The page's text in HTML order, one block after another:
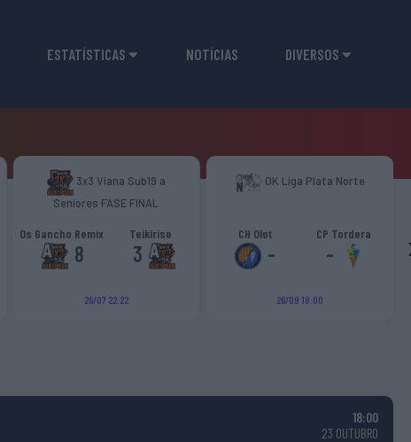
ESTATÍSTICAS NOTÍCIAS DIVERSOS
3x3 Viana Sub19 a
Seniores FASE FINAL
Os Gancho Remix
8
Teikirise
3
26/07 22:22
OK Liga Plata Norte
CH Olot
-
CP Tordera
-
26/09 18:00
18:00
23 OUTUBRO